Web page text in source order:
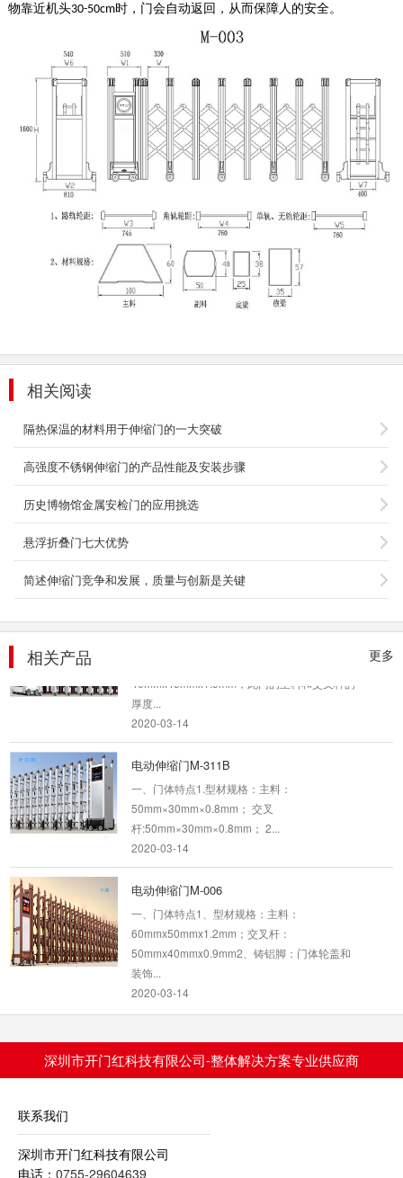
物靠近机头30-50cm时，门会自动返回，从而保障人的安全。
相关阅读
隔热保温的材料用于伸缩门的一大突破
高强度不锈钢伸缩门的产品性能及安装步骤
历史博物馆金属安检门的应用挑选
悬浮折叠门七大优势
简述伸缩门竞争和发展，质量与创新是关键
更多
相关产品
2020-03-23
铝合金电动伸缩门M-003
最近经常有客户问，能不能让电动伸缩门加装车
牌识别系统？这样白天车辆进出利用电动伸缩门
一、门体特点1、型材规格：主料：
厚度...
2020-03-14
50mm×30mm×0.8mm； 交叉
杆:50mm×30mm×0.8mm； 2...
2020-03-14
60mmx50mmx1.2mm；交叉杆：
50mmx40mmx0.9mm2、铸铝脚：门体轮盖和
装饰...
2020-03-14
200mmx80mmx1.4mm； 中柱：
铝合金电动伸缩门M-311C
一、门体特点1、型材规格：主料：
深圳市开门红科技有限公司-整体解决方案专业供应商
联系我们
深圳市开门红科技有限公司
电话： 0755-29604639